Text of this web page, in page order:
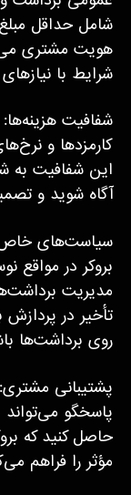
شامل حداقل
هویت مشتری
شرایط با
شفافیت هزینه‌ها:
کارمزدها و
این شفافیت به
آگاه شوید و
سیاست‌های خاص
بروکر در مواقع
مدیریت
تأخیر در
روی برداشت‌ها
پشتیبانی
پاسخگو می‌تواند
حاصل کنید که
مؤثر را فراهم